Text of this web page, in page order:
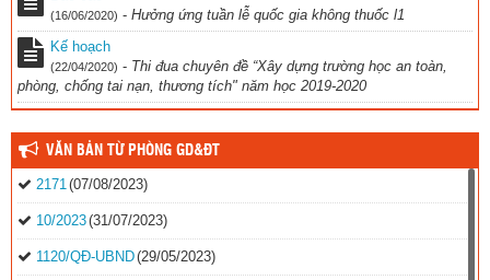
(16/06/2020) - Hưởng ứng tuần lễ quốc gia không thuốc l1
Kế hoạch
(22/04/2020) - Thi đua chuyên đề “Xây dựng trường học an toàn,
phòng, chống tai nạn, thương tích" năm học 2019-2020
VĂN BẢN TỪ PHÒNG GD&ĐT
2171 (07/08/2023)
10/2023(31/07/2023)
1120/QĐ-UBND(29/05/2023)